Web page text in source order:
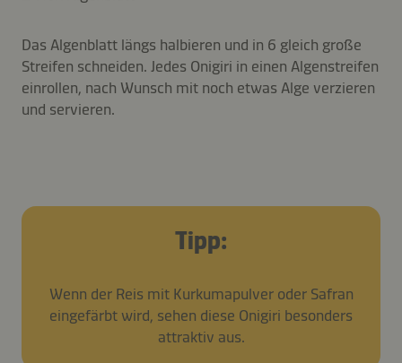
Das Algenblatt längs halbieren und in 6 gleich große
Streifen schneiden. Jedes Onigiri in einen Algenstreifen
einrollen, nach Wunsch mit noch etwas Alge verzieren
und servieren.
Tipp:
Wenn der Reis mit Kurkumapulver oder Safran
eingefärbt wird, sehen diese Onigiri besonders
attraktiv aus.